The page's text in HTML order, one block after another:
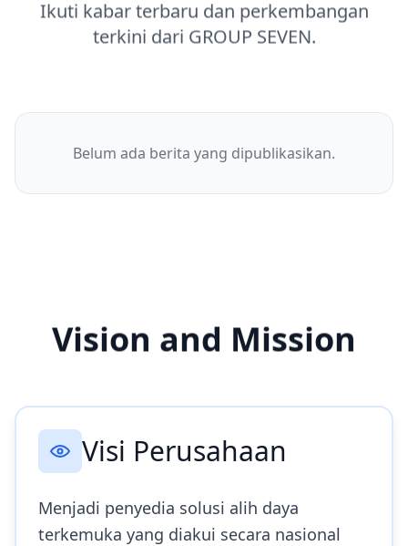
Ikuti kabar terbaru dan perkembangan
terkini dari GROUP SEVEN.
Belum ada berita yang dipublikasikan.
Vision and Mission
Visi Perusahaan
Menjadi penyedia solusi alih daya
terkemuka yang diakui secara nasional